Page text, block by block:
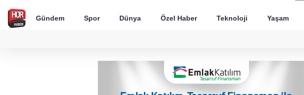
Gündem Spor Dünya Özel Haber Teknoloji Yaşam